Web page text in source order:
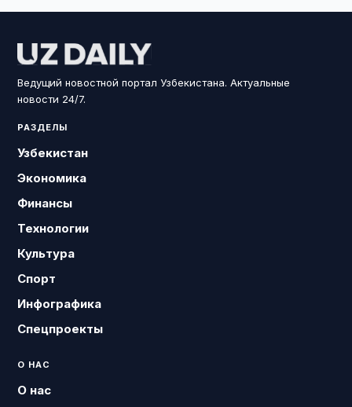
Ведущий новостной портал Узбекистана. Актуальные
новости 24/7.
РАЗДЕЛЫ
Узбекистан
Экономика
Финансы
Технологии
Культура
Спорт
Инфографика
Спецпроекты
О НАС
О нас